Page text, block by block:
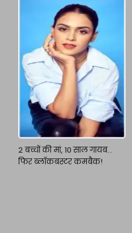
2 बच्चों की मां, 10 साल गायब…
फिर ब्लॉकबस्टर कमबैक!